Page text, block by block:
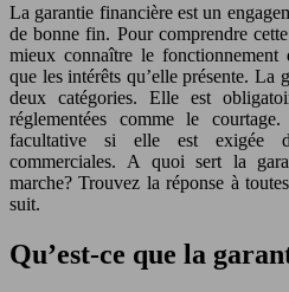
La garantie financière est un
de bonne fin. Pour comprendre
mieux connaître le fonctionnement
que les intérêts qu’elle présente. La
deux catégories. Elle est
réglementées comme le
facultative si elle est exigée
commerciales. A quoi sert la
marche? Trouvez la réponse à
suit.
Qu’est-ce que la